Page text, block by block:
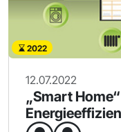
2022
12.07.2022
„Smart